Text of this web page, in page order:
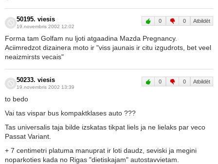
50195. viesis
19.novembris 2002 12:02
0 0 Atbildēt
Forma tam Golfam nu ljoti atgaadina Mazda Pregnancy.
Aciimredzot dizainera moto ir "viss jaunais ir citu izgudrots, bet veel
neaizmirsts vecais"
50233. viesis
19.novembris 2002 13:39
0 0 Atbildēt
to bedo
Vai tas vispar bus kompaktklases auto ???
Tas universalis taja bilde izskatas tikpat liels ja ne lielaks par veco
Passat Variant.
+ 7 centimetri platuma manuprat ir loti daudz, seviski ja megini
noparkoties kada no Rigas "dietiskajam" autostavvietam.